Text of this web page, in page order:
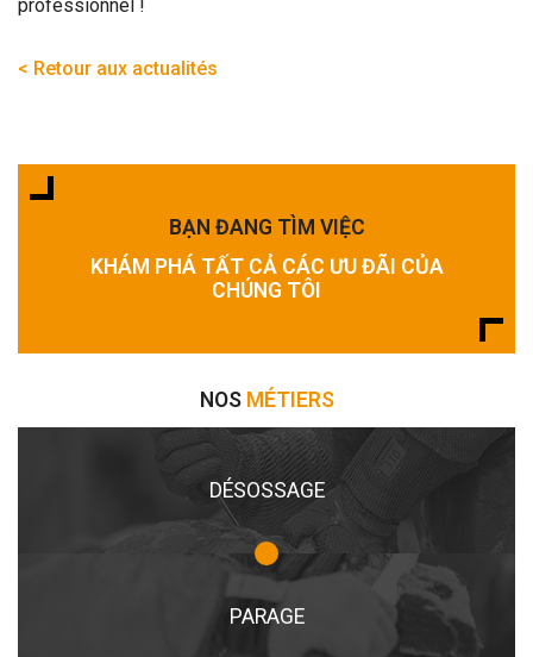
professionnel !
< Retour aux actualités
BẠN ĐANG TÌM VIỆC
KHÁM PHÁ TẤT CẢ CÁC ƯU ĐÃI CỦA
CHÚNG TÔI
NOS MÉTIERS
DÉSOSSAGE
PARAGE